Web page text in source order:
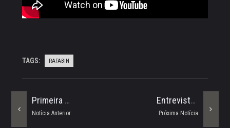
TAGS: RAFABIN
Entrevista Lucas Foresti E Felipe Fraga
Próxima Notícia
Primeira Vez No Carro Da Stock Light
Notícia Anterior